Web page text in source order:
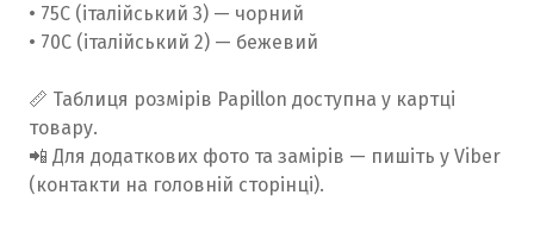
• 75C (італійський 3) — чорний
• 70C (італійський 2) — бежевий
📏 Таблиця розмірів Papillon доступна у картці
товару.
📲 Для додаткових фото та замірів — пишіть у Viber
(контакти на головній сторінці).